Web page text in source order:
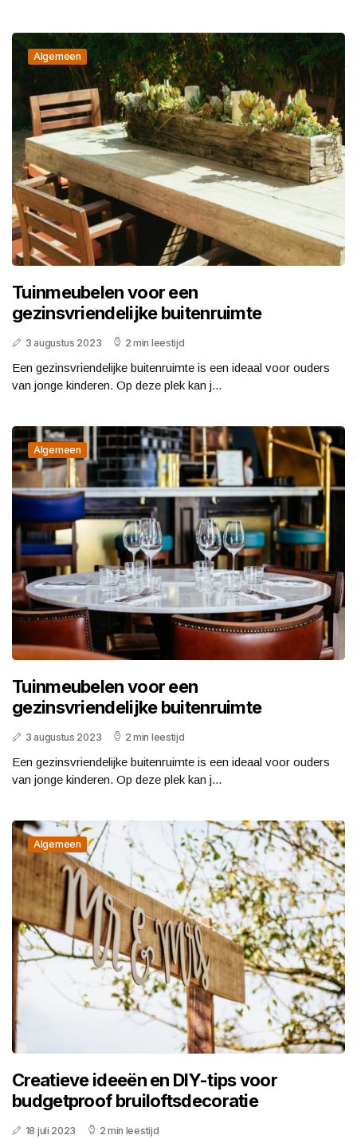
Algemeen
Tuinmeubelen voor een
gezinsvriendelijke buitenruimte
3 augustus 2023 2 min leestijd
Een gezinsvriendelijke buitenruimte is een ideaal voor ouders
van jonge kinderen. Op deze plek kan j...
Algemeen
Tuinmeubelen voor een
gezinsvriendelijke buitenruimte
3 augustus 2023 2 min leestijd
Een gezinsvriendelijke buitenruimte is een ideaal voor ouders
van jonge kinderen. Op deze plek kan j...
Algemeen
Creatieve ideeën en DIY-tips voor
budgetproof bruiloftsdecoratie
18 juli 2023 2 min leestijd